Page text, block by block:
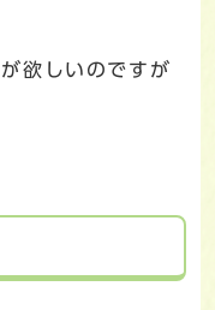
欲しいのですが